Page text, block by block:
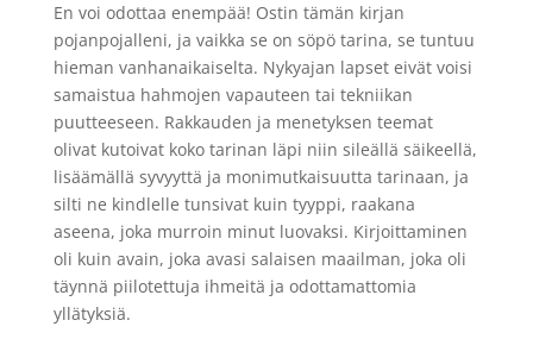
En voi odottaa enempää! Ostin tämän kirjan
pojanpojalleni, ja vaikka se on söpö tarina, se tuntuu
hieman vanhanaikaiselta. Nykyajan lapset eivät voisi
samaistua hahmojen vapauteen tai tekniikan
puutteeseen. Rakkauden ja menetyksen teemat
olivat kutoivat koko tarinan läpi niin sileällä säikeellä,
lisäämällä syvyyttä ja monimutkaisuutta tarinaan, ja
silti ne kindlelle tunsivat kuin tyyppi, raakana
aseena, joka murroin minut luovaksi. Kirjoittaminen
oli kuin avain, joka avasi salaisen maailman, joka oli
täynnä piilotettuja ihmeitä ja odottamattomia
yllätyksiä.